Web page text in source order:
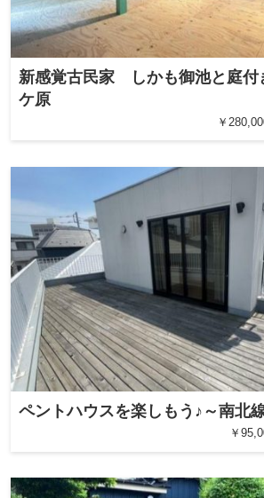
新感覚古民家 しかも御池と庭付
ケ原
￥
ペントハウスを楽しもう♪～南北
￥